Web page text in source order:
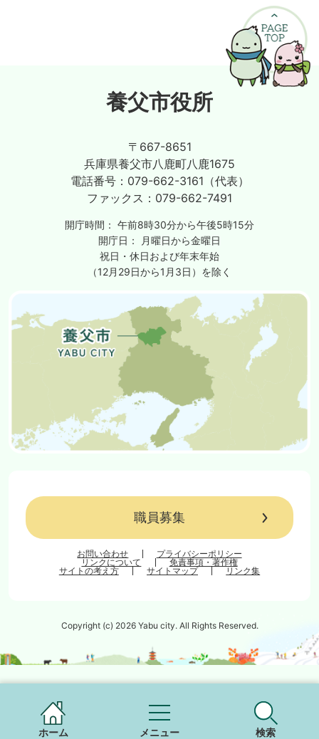
ホーム メニュー 検索
養父市役所
〒667-8651
兵庫県養父市八鹿町八鹿1675
電話番号： 079-662-3161（代表）
ファックス： 079-662-7491
開庁時間： 午前8時30分から午後5時15分
開庁日：
月曜日から金曜日
祝日・休日および年末年始
（12月29日から1月3日）を除く
職員募集
お問い合わせ
プライバシーポリシー
リンクについて
免責事項・著作権
サイトの考え方
サイトマップ リンク集
Copyright (c) 2026 Yabu city. All Rights Reserved.